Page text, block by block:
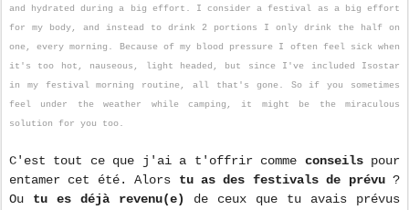
and hydrated during a big effort. I consider a festival as a big effort
for my body, and instead to drink 2 portions I only drink the half on
one, every morning. Because of my blood pressure I often feel sick when
it's too hot, nauseous, light headed, but since I've included Isostar
in my festival morning routine, all that's gone. So if you sometimes
feel under the weather while camping, it might be the miraculous
solution for you too.
C'est tout ce que j'ai a t'offrir comme conseilspour
entamer cet été. Alors tu as des festivals de prévu?
Ou tu es déjà revenu(e)
de ceux que tu avais prévus